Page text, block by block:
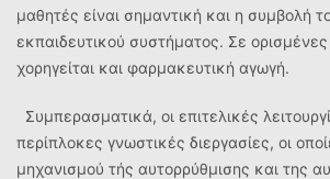
μαθητές είναι σημαντική και η συμβολή
εκπαιδευτικού συστήματος. Σε
χορηγείται και φαρμακευτική αγωγή.
Συμπερασματικά, οι επιτελικές
περίπλοκες γνωστικές διεργασίες, οι
μηχανισμού τής αυτορρύθμισης και της